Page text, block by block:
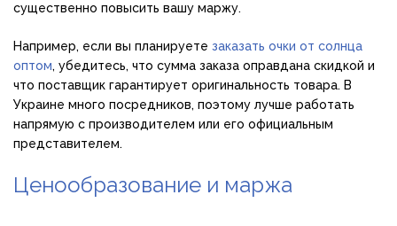
существенно повысить вашу маржу.
Например, если вы планируете заказать очки от солнца
оптом, убедитесь, что сумма заказа оправдана скидкой и
что поставщик гарантирует оригинальность товара. В
Украине много посредников, поэтому лучше работать
напрямую с производителем или его официальным
представителем.
Ценообразование и маржа